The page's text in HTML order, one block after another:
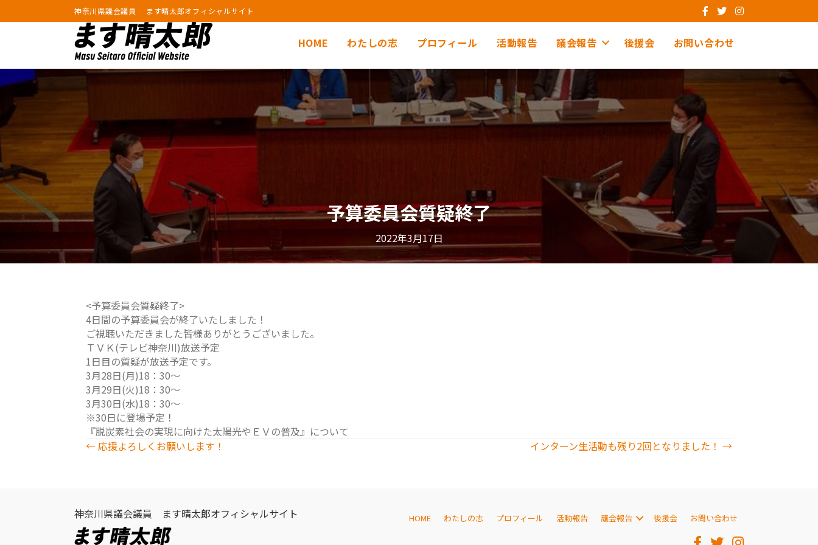
神奈川県議会議員 ます晴太郎オフィシャルサイト
HOME わたしの志 プロフィール 活動報告 議会報告 後援会 お問い合わせ
予算委員会質疑終了
2022年3月17日
<予算委員会質疑終了>
4日間の予算委員会が終了いたしました！
ご視聴いただきました皆様ありがとうございました。
ＴＶＫ(テレビ神奈川)放送予定
1日目の質疑が放送予定です。
3月28日(月)18：30～
3月29日(火)18：30～
3月30日(水)18：30～
※30日に登場予定！
『脱炭素社会の実現に向けた太陽光やＥＶの普及』について
Posts
← 応援よろしくお願いします！ インターン生活動も残り2回となりました！ →
神奈川県議会議員 ます晴太郎オフィシャルサイト HOME わたしの志 プロフィール 活動報告 議会報告 後援会 お問い合わせ